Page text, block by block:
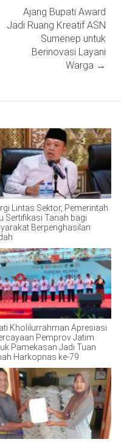
Ajang Bupati Award
Jadi Ruang Kreatif ASN
Sumenep untuk
Berinovasi Layani
Warga →
Lintas Sektor, Pemerintah
Sertifikasi Tanah bagi
Berpenghasilan
Kholilurrahman Apresiasi
Pemprov Jatim
Pamekasan Jadi Tuan
Harkopnas ke-79